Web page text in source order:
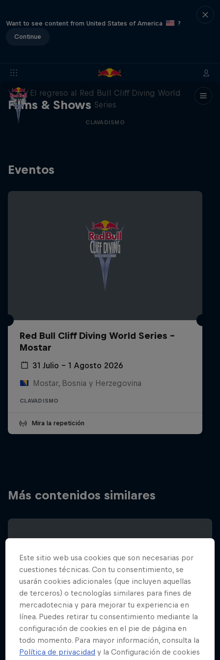
Want to see content from United States of America
?
Continue
Films & Shows
444 Days
El regreso al Red Bull Cliff Diving World
Series
CLAVADISMO
Eventos
Red Bull Cliff Diving World Series -
Mostar
31 Julio – 1 Agosto 2026
Mostar, Bosnia y Herzegovina
CLAVADISMO
Mira la repetición
Más contenidos similares
Este sitio web usa cookies que son necesarias por
cuestiones técnicas. Con tu consentimiento, se
usarán cookies adicionales (que incluyen aquellas
de terceros) o tecnologías similares para fines de
mercadotecnia y para mejorar tu experiencia en
línea. Puedes retirar tu consentimiento mediante la
configuración de cookies en el pie de página en
todo momento. Para mayor información, consulta la
Política de privacidad y la Configuración de cookies